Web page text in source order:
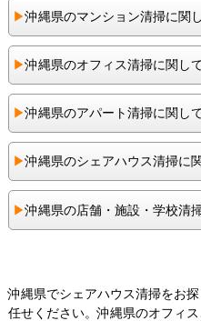
▶︎沖縄県のマンション清掃に関
▶︎沖縄県のオフィス清掃に関し
▶︎沖縄県のアパート清掃に関し
▶︎沖縄県のシェアハウス清掃に
▶︎沖縄県の店舗・施設・学校清
沖縄県でシェアハウス清掃をお
任せください。沖縄県のオフィ